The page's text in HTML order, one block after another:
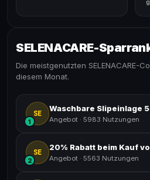
SELENACARE-
Die meistgenutzten SELENACARE-
diesem Monat.
SE
1 Angebot · 5983 Nutzungen
SE
2
20% Rabatt beim Kauf
Angebot · 5563 Nutzungen